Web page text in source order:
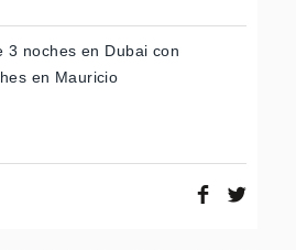
3 noches en Dubai con
en Mauricio